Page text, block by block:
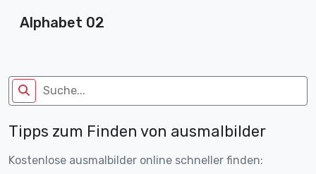
Alphabet 02
Tipps zum Finden von ausmalbilder
Kostenlose ausmalbilder online schneller finden: